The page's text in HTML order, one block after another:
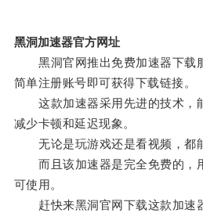
黑洞加速器官方网址
黑洞官网推出免费加速器下载
简单注册账号即可获得下载链接。
这款加速器采用先进的技术，
减少卡顿和延迟现象。
无论是玩游戏还是看视频，都能
而且该加速器是完全免费的，
可使用。
赶快来黑洞官网下载这款加速